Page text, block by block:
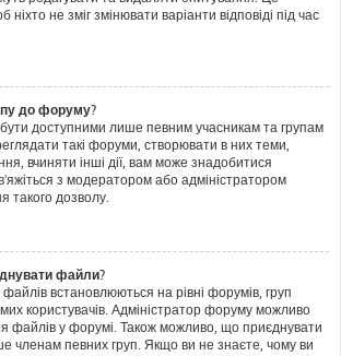
не зміг змінювати варіанти відповіді під час
до форуму?
доступними лише певним учасникам та групам
такі форуми, створювати в них теми,
вчиняти інші дії, вам може знадобитися
з модератором або адміністратором
такого дозволу.
файли?
встановлюються на рівні форумів, груп
користувачів. Адміністратор форуму можливо
файлів у форумі. Також можливо, що приєднувати
членам певних груп. Якщо ви не знаєте, чому ви